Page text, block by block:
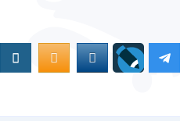
ВконтактеOK.RUMAIL.RU